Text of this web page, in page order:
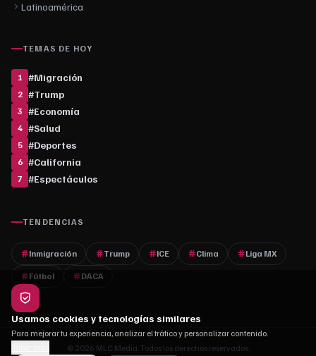
Latinoamérica
TEMAS DE HOY
1 #Migración
2 #Trump
3 #Economía
4 #Salud
5 #Deportes
6 #California
7 #Espectáculos
TENDENCIAS
Inmigración Trump ICE Clima Liga MX
Fútbol DACA
© 2026 MLC Media. Todos los derechos reservados.
Usamos cookies y tecnologías similares
Para mejorar tu experiencia, analizar el tráfico y personalizar contenido.